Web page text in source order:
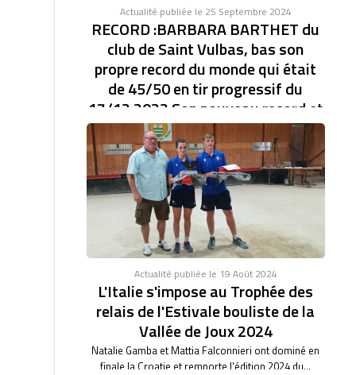
Actualité publiée le 25 Septembre 2024
RECORD :BARBARA BARTHET du
club de Saint Vulbas, bas son
propre record du monde qui était
de 45/50 en tir progressif du
17/12 2023 Son nouveau record et
de 46/47.établi à la coupe d'Europe
des clubs féminin.
RECORD DU MONDE EN TIR PROGRESSIF AVEC
46/47. BARBARA BARTHET du club de Saint Vulbas,
bas son...
Actualité publiée le 19 Août 2024
L'Italie s'impose au Trophée des
relais de l'Estivale bouliste de la
Vallée de Joux 2024
Natalie Gamba et Mattia Falconnieri ont dominé en
finale la Croatie et remporte l'édition 2024 du...